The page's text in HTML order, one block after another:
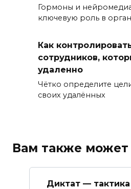
Гормоны и
ключевую роль в
Как
сотрудников,
удаленно
Чётко определите
своих удалённых
Вам также может
Диктат —